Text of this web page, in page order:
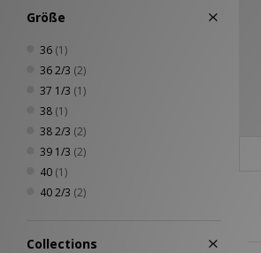
Größe
36 (1)
36 2/3 (2)
37 1/3 (1)
38 (1)
38 2/3 (2)
39 1/3 (2)
40 (1)
40 2/3 (2)
Collections